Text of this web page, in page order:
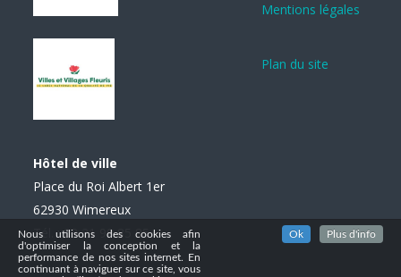
Hôtel de ville
Place du Roi Albert 1er
62930 Wimereux
Tél. : 03 21 99 85 85
Mentions légales
Plan du site
Nous utilisons des cookies afin
d'optimiser la conception et la
performance de nos sites internet. En
continuant à naviguer sur ce site, vous
Ok Plus d'info